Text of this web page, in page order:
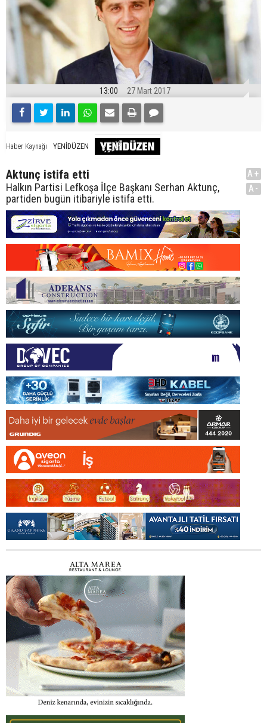
13:00 27 Mart 2017
Haber Kaynağı YENİDÜZEN
Aktunç istifa etti
Halkın Partisi Lefkoşa İlçe Başkanı Serhan Aktunç,
partiden bugün itibariyle istifa etti.
A+
A-